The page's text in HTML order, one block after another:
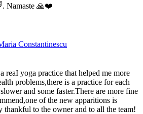
Namaste 🙏❤️
Constantinescu
reaI yoga practice that helped me more
problems,there is a practice for each
and some faster.There are more fine
of the new apparitions is
to the owner and to all the team!